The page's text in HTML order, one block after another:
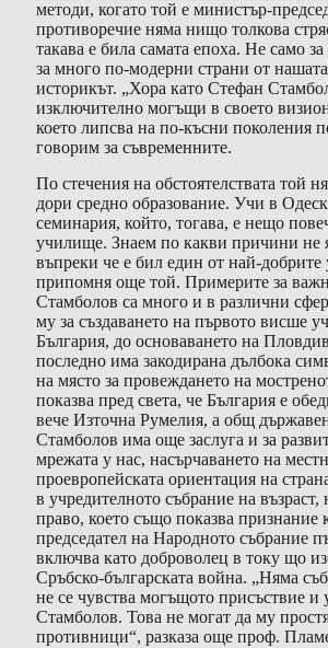
методи, когато той е министър-
противоречие няма нищо толкова
такава е била самата епоха. Не само
за много по-модерни страни от
историкът. „Хора като Стефан
изключително могъщи в своето
което липсва на по-късни поколения
говорим за съвременните.
По стечения на обстоятелствата той
дори средно образование. Учи в
семинария, който, тогава, е нещо
училище. Знаем по какви причини не
въпреки че е бил един от най-добрите
припомня още той. Примерите за
Стамболов са много и в различни
му за създаването на първото висше
България, до основаването на
последно има закодирана дълбока
на място за провеждането на
показва пред света, че България е
вече Източна Румелия, а общ
Стамболов има още заслуга и за
мрежата у нас, насърчаването на
проевропейската ориентация на
в учредителното събрание на възраст,
право, което също показва признание
председател на Народното събрание
включва като доброволец в току що
Сръбско-българската война. „Няма
не се чувства могъщото присъствие и
Стамболов. Това не могат да му
противници“, разказа още проф.